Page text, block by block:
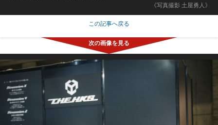
《写真撮影 土屋勇人》
この記事へ戻る